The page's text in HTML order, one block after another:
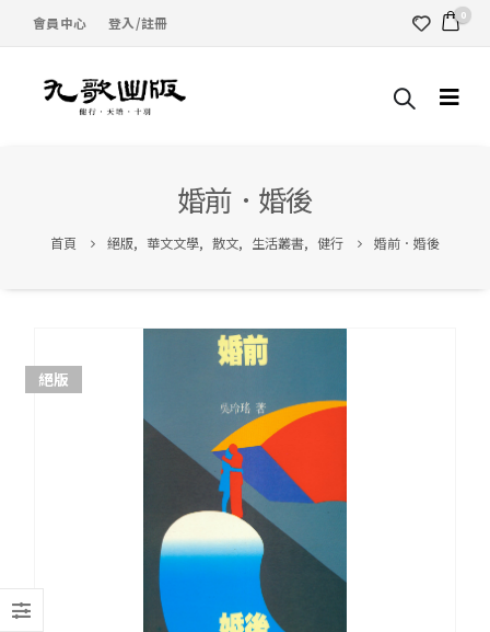
會員中心 登入/註冊 0
婚前．婚後
首頁 絕版, 華文文學, 散文, 生活叢書, 健行 婚前．婚後
絕版